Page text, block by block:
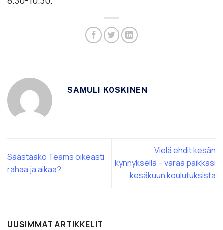
SAMULI KOSKINEN
Säästääkö Teams oikeasti
rahaa ja aikaa?
Vielä ehdit kesän
kynnyksellä – varaa paikkasi
kesäkuun koulutuksista
UUSIMMAT ARTIKKELIT